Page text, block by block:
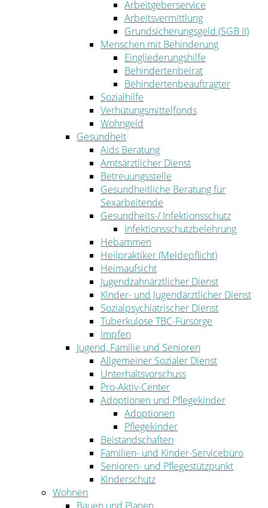
Arbeitgeberservice
Arbeitsvermittlung
Grundsicherungsgeld (SGB II)
Menschen mit Behinderung
Eingliederungshilfe
Behindertenbeirat
Behindertenbeauftragter
Sozialhilfe
Verhütungsmittelfonds
Wohngeld
Gesundheit
Aids Beratung
Amtsärztlicher Dienst
Betreuungsstelle
Gesundheitliche Beratung für
Sexarbeitende
Gesundheits-/ Infektionsschutz
Infektionsschutzbelehrung
Hebammen
Heilpraktiker (Meldepflicht)
Heimaufsicht
Jugendzahnärztlicher Dienst
Kinder- und Jugendärztlicher Dienst
Sozialpsychiatrischer Dienst
Tuberkulose TBC-Fürsorge
Impfen
Jugend, Familie und Senioren
Allgemeiner Sozialer Dienst
Unterhaltsvorschuss
Pro-Aktiv-Center
Adoptionen und Pflegekinder
Adoptionen
Pflegekinder
Beistandschaften
Familien- und Kinder-Servicebüro
Senioren- und Pflegestützpunkt
Kinderschutz
Wohnen